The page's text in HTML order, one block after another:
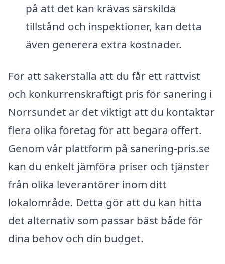
på att det kan krävas särskilda
tillstånd och inspektioner, kan detta
även generera extra kostnader.
För att säkerställa att du får ett rättvist
och konkurrenskraftigt pris för sanering i
Norrsundet är det viktigt att du kontaktar
flera olika företag för att begära offert.
Genom vår plattform på sanering-pris.se
kan du enkelt jämföra priser och tjänster
från olika leverantörer inom ditt
lokalområde. Detta gör att du kan hitta
det alternativ som passar bäst både för
dina behov och din budget.